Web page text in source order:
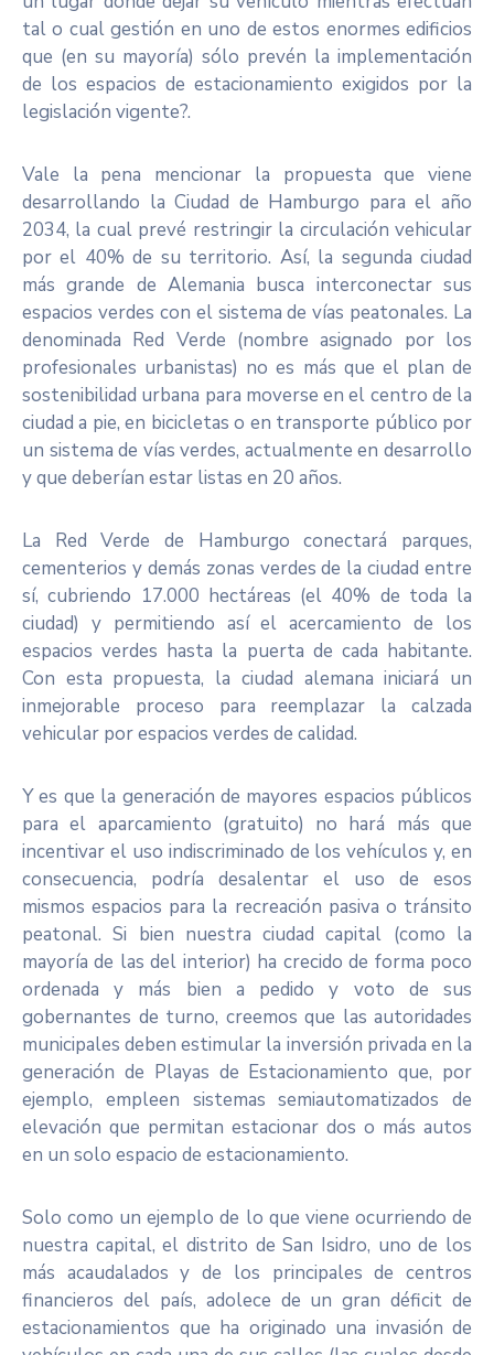
tal o cual gestión en uno de estos enormes edificios
que (en su mayoría) sólo prevén la implementación
de los espacios de estacionamiento exigidos por la
legislación vigente?.
Vale la pena mencionar la propuesta que viene
desarrollando la Ciudad de Hamburgo para el año
2034, la cual prevé restringir la circulación vehicular
por el 40% de su territorio. Así, la segunda ciudad
más grande de Alemania busca interconectar sus
espacios verdes con el sistema de vías peatonales. La
denominada Red Verde (nombre asignado por los
profesionales urbanistas) no es más que el plan de
sostenibilidad urbana para moverse en el centro de la
ciudad a pie, en bicicletas o en transporte público por
un sistema de vías verdes, actualmente en desarrollo
y que deberían estar listas en 20 años.
La Red Verde de Hamburgo conectará parques,
cementerios y demás zonas verdes de la ciudad entre
sí, cubriendo 17.000 hectáreas (el 40% de toda la
ciudad) y permitiendo así el acercamiento de los
espacios verdes hasta la puerta de cada habitante.
Con esta propuesta, la ciudad alemana iniciará un
inmejorable proceso para reemplazar la calzada
vehicular por espacios verdes de calidad.
Y es que la generación de mayores espacios públicos
para el aparcamiento (gratuito) no hará más que
incentivar el uso indiscriminado de los vehículos y, en
consecuencia, podría desalentar el uso de esos
mismos espacios para la recreación pasiva o tránsito
peatonal. Si bien nuestra ciudad capital (como la
mayoría de las del interior) ha crecido de forma poco
ordenada y más bien a pedido y voto de sus
gobernantes de turno, creemos que las autoridades
municipales deben estimular la inversión privada en la
generación de Playas de Estacionamiento que, por
ejemplo, empleen sistemas semiautomatizados de
elevación que permitan estacionar dos o más autos
en un solo espacio de estacionamiento.
Solo como un ejemplo de lo que viene ocurriendo de
nuestra capital, el distrito de San Isidro, uno de los
más acaudalados y de los principales de centros
financieros del país, adolece de un gran déficit de
estacionamientos que ha originado una invasión de